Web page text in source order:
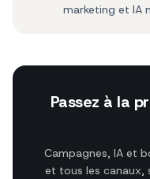
marketing et IA
Passez à la
Campagnes, IA et
et tous les canaux,